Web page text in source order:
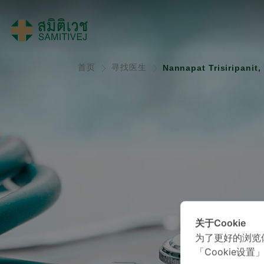
首页 寻找医生 Nannapat Trisiripanit,
关于Cookie
为了更好的浏
「Cookie设置